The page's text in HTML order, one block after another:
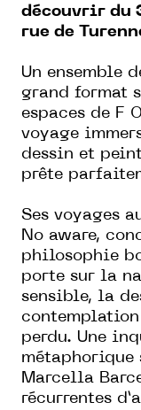
découvrir du
rue de
Un ensemble
grand format
espaces de F
voyage
dessin et
prête
Ses voyages
No aware,
philosophie
porte sur la
sensible, la
perdu. Une
métaphorique
Marcella
récurrentes